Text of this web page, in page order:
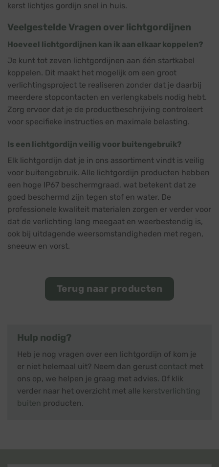
kerst lichtjes gordijn snel in huis.
Veelgestelde Vragen over lichtgordijnen
Hoeveel lichtgordijnen kan ik aan elkaar koppelen?
Je kunt tot zeven lichtgordijnen aan één startkabel
koppelen. Dit maakt het mogelijk om een groot
verlichtingsproject te realiseren zonder dat je daarbij
meerdere stopcontacten en verlengkabels nodig hebt.
Zorg ervoor dat je de productbeschrijving controleert
voor specifieke instructies en maximale belasting.
Is een lichtgordijn veilig voor buitengebruik?
Elk lichtgordijn dat je in ons assortiment vindt is veilig
voor buitengebruik. Alle lichtgordijn producten hebben
een hoge IP67 beschermgraad, wat betekent dat ze
goed beschermd zijn tegen stof en water. De
professionele kwaliteit materialen zorgen er verder voor
dat de verlichting lang meegaat en weerbestendig is,
ook bij uitdagende weersomstandigheden met regen,
sneeuw en vorst.
Terug naar producten
Hulp nodig?
Heb je nog vragen over een lichtgordijn of kom je
er niet helemaal uit? Neem dan gerust contact met
ons op, we helpen je graag met advies. Of klik
verder naar het overzicht met alle kerstverlichting
buiten producten.